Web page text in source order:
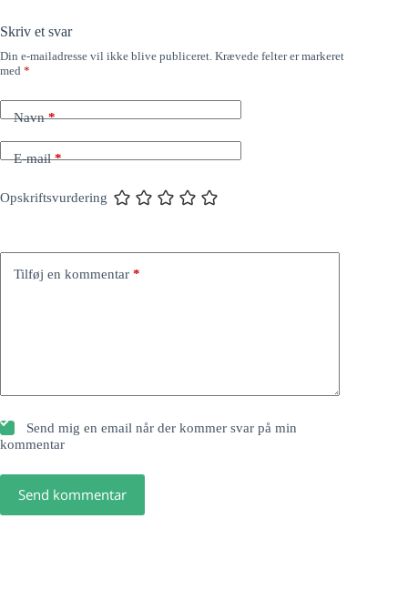
Skriv et svar
Din e-mailadresse vil ikke blive publiceret. Krævede felter er markeret
med *
Navn*
E-mail*
Opskriftsvurdering
Tilføj en kommentar *
Send mig en email når der kommer svar på min
kommentar
Send kommentar